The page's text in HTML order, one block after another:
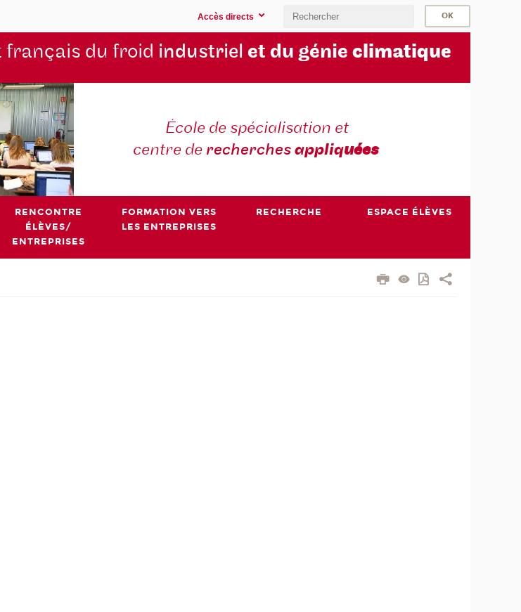
Accès directs
du froid industriel et du génie climatique
École de spécialisation et
centre de recherchesappliquées
RENCONTRE
ÉLÈVES/
ENTREPRISES
FORMATION VERS
LES ENTREPRISES
RECHERCHE ESPACE ÉLÈVES